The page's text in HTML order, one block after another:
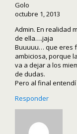
Golo
octubre 1, 2013
Admin. En realidad
de ella….jaja
Buuuuu… que eres
ambiciosa, porque
va a dejar a los
de dudas.
Pero al final
Responder